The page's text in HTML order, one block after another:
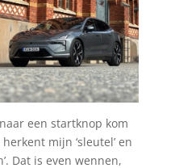
een startknop kom
mijn ‘sleutel’ en
Dat is even wennen,